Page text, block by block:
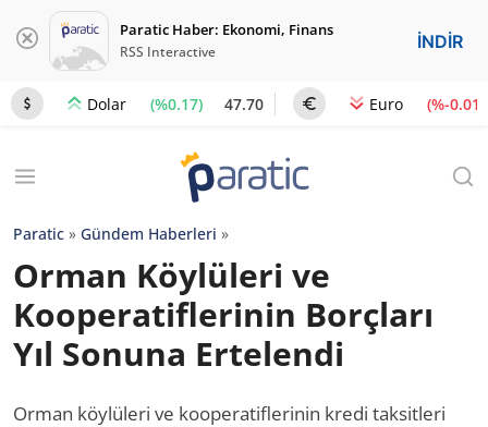
Paratic Haber: Ekonomi, Finans
RSS Interactive İNDİR
Dolar (%0.17) 47.70 Euro (%-0.01)
Paratic » Gündem Haberleri »
Orman Köylüleri ve
Kooperatiflerinin Borçları
Yıl Sonuna Ertelendi
Orman köylüleri ve kooperatiflerinin kredi taksitleri